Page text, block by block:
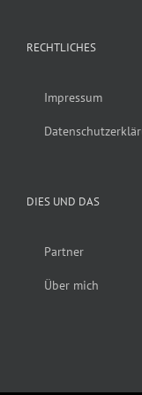
RECHTLICHES
Impressum
DIES UND DAS
Partner
Über mich